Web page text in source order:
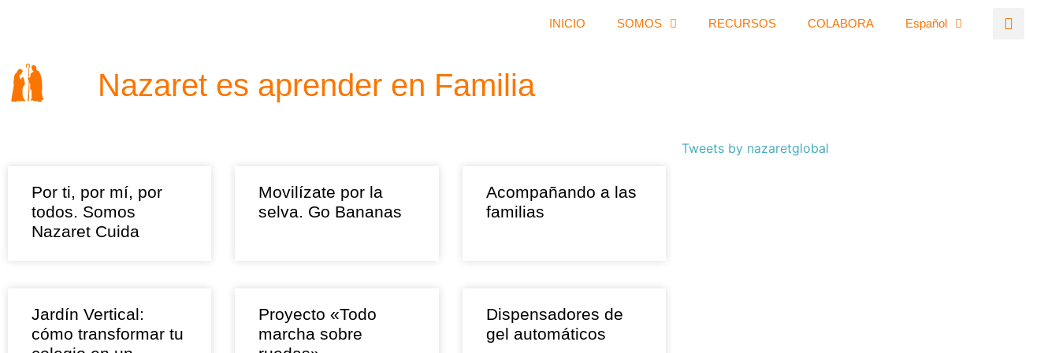
INICIO SOMOS RECURSOS COLABORA Español
Nazaret es aprender en Familia
Por ti, por mí, por
todos. Somos
Nazaret Cuida
Movilízate por la
selva. Go Bananas
Acompañando a las
familias
Jardín Vertical:
cómo transformar tu
Proyecto «Todo
marcha sobre
Dispensadores de
gel automáticos
Tweets by nazaretglobal